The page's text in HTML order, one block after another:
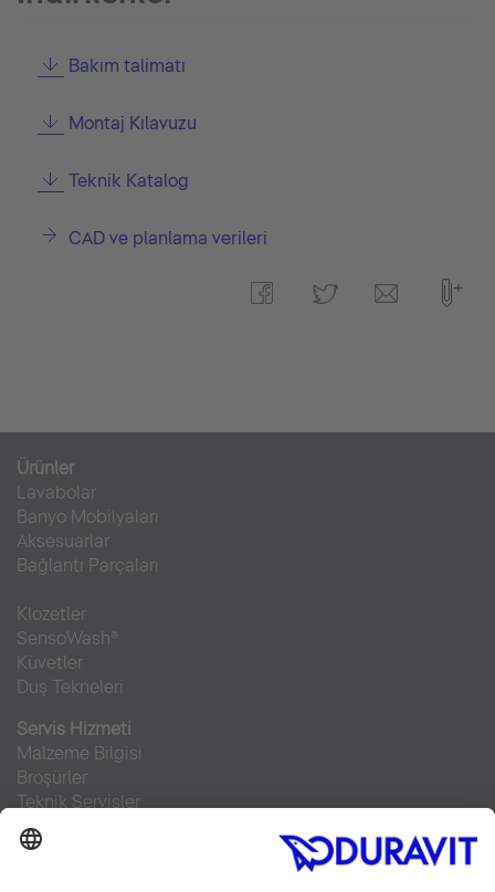
Bakım talimatı
Montaj Kılavuzu
Teknik Katalog
CAD ve planlama verileri
Ürünler
Lavabolar
Banyo Mobilyaları
Aksesuarlar
Bağlantı Parçaları
Klozetler
SensoWash®
Küvetler
Duş Tekneleri
Servis Hizmeti
Malzeme Bilgisi
Broşürler
Teknik Servisler
Sıkça sorulan sorular